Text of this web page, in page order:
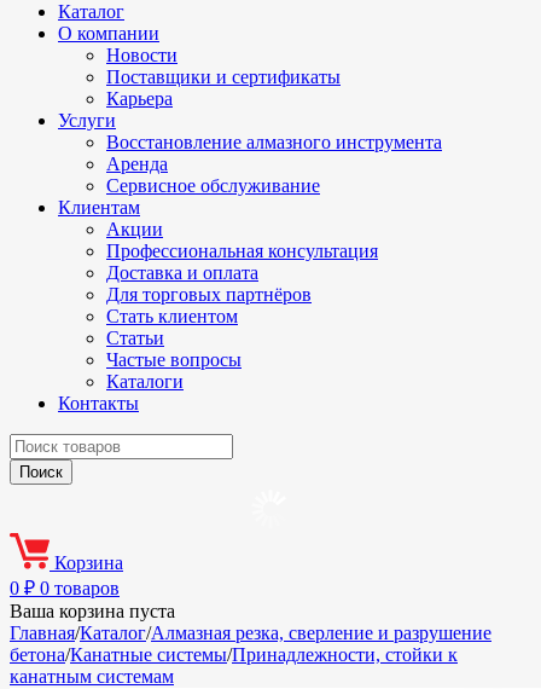
Каталог
О компании
Новости
Поставщики и сертификаты
Карьера
Услуги
Восстановление алмазного инструмента
Аренда
Сервисное обслуживание
Клиентам
Акции
Профессиональная консультация
Доставка и оплата
Для торговых партнёров
Стать клиентом
Статьи
Частые вопросы
Каталоги
Контакты
Корзина
0 ₽ 0 товаров
Ваша корзина пуста
Главная/Каталог/Алмазная резка, сверление и разрушение
бетона/Канатные системы/Принадлежности, стойки к
канатным системам